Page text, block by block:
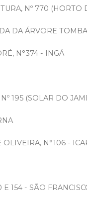
Nº 770 (HORTO
DA ÁRVORE
N°374 - INGÁ
195 (SOLAR DO
N°106 -
E 154 - SÃO